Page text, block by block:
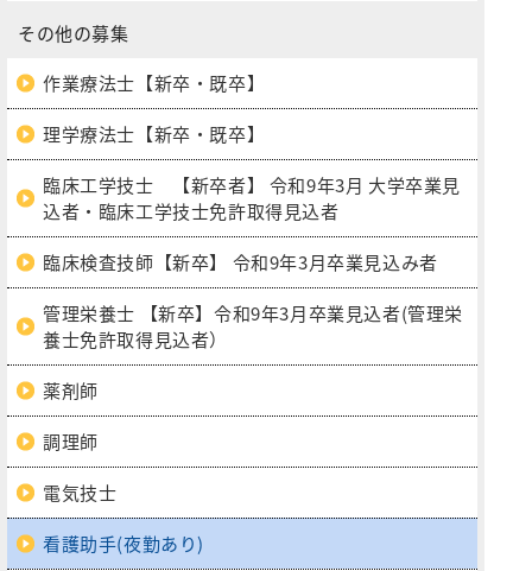
その他の募集
作業療法士【新卒・既卒】
理学療法士【新卒・既卒】
臨床工学技士 【新卒者】 令和9年3月 大学卒業見
込者・臨床工学技士免許取得見込者
臨床検査技師【新卒】 令和9年3月卒業見込み者
管理栄養士 【新卒】令和9年3月卒業見込者(管理栄
養士免許取得見込者）
薬剤師
調理師
電気技士
看護助手(夜勤あり)